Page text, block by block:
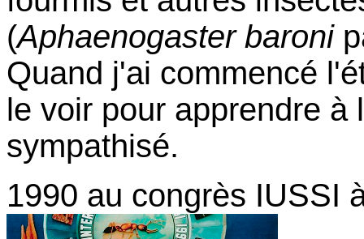
(Aphaenogaster baroni
Quand j'ai commencé
le voir pour apprendre
sympathisé.
1990 au congrès IUSSI